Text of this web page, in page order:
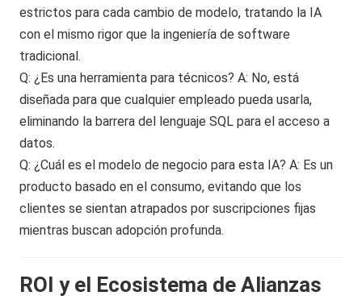
estrictos para cada cambio de modelo, tratando la IA
con el mismo rigor que la ingeniería de software
tradicional.
Q: ¿Es una herramienta para técnicos? A: No, está
diseñada para que cualquier empleado pueda usarla,
eliminando la barrera del lenguaje SQL para el acceso a
datos.
Q: ¿Cuál es el modelo de negocio para esta IA? A: Es un
producto basado en el consumo, evitando que los
clientes se sientan atrapados por suscripciones fijas
mientras buscan adopción profunda.
ROI y el Ecosistema de Alianzas